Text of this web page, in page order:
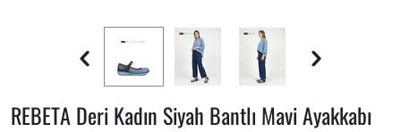
REBETA Deri Kadın Siyah Bantlı Mavi Ayakkabı